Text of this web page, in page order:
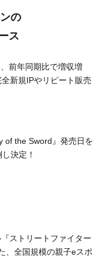
の
ス
前年同期比で増収増
新規IPやリピート販売
of the Sword』発売日を
決定！
ストリートファイター
、全国規模の親子eスポ